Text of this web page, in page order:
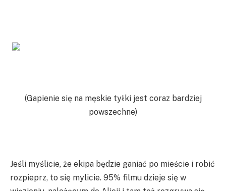
(Gapienie się na męskie tyłki jest coraz bardziej
powszechne)
Jeśli myślicie, że ekipa będzie ganiać po mieście i robić
rozpieprz, to się mylicie. 95% filmu dzieje się w